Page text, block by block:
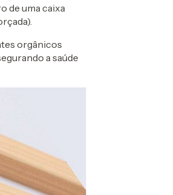
de uma caixa
orgânicos
a saúde